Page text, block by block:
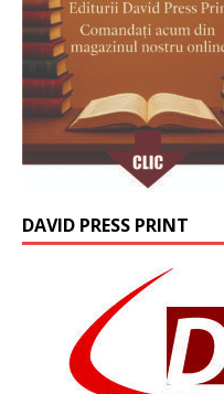
DAVID PRESS PRINT